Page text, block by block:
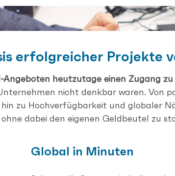
erfolgreicher Projekte
heutzutage einen Zugang
nicht denkbar waren. Von
zu Hochverfügbarkeit und globaler
dabei den eigenen Geldbeutel zu
Global in Minuten